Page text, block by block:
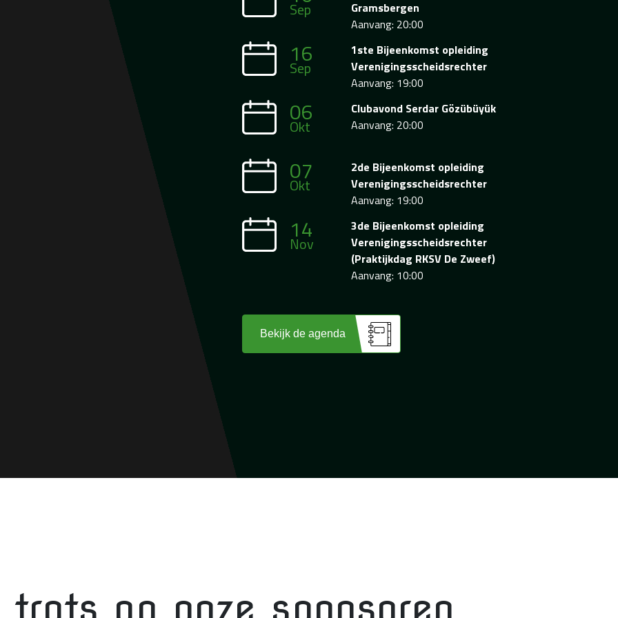
Sep
Gramsbergen
Aanvang: 20:00
16
Sep
1ste Bijeenkomst opleiding
Verenigingsscheidsrechter
Aanvang: 19:00
06
Okt
Clubavond Serdar Gözübüyük
Aanvang: 20:00
07
Okt
2de Bijeenkomst opleiding
Verenigingsscheidsrechter
Aanvang: 19:00
14
Nov
3de Bijeenkomst opleiding
Verenigingsscheidsrechter
(Praktijkdag RKSV De Zweef)
Aanvang: 10:00
Bekijk de agenda
op onze sponsoren